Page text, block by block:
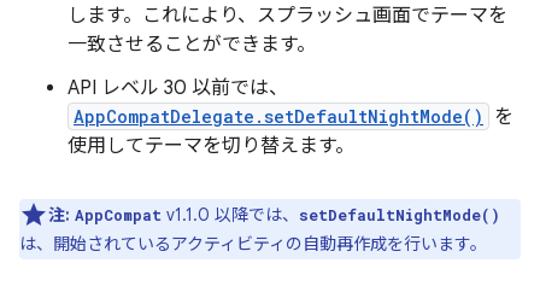
します。これにより、スプラッシュ画面でテーマを
一致させることができます。
API レベル 30 以前では、
AppCompatDelegate.setDefaultNightMode()
を
使用してテーマを切り替えます。
注: AppCompat v1.1.0 以降では、 setDefaultNightMode()
は、開始されているアクティビティの自動再作成を行います。